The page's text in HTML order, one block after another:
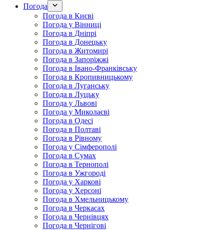
Погода
Погода в Києві
Погода у Вінниці
Погода в Дніпрі
Погода в Донецьку
Погода в Житомирі
Погода в Запоріжжі
Погода в Івано-Франківську
Погода в Кропивницькому
Погода в Луганську
Погода в Луцьку
Погода у Львові
Погода у Миколаєві
Погода в Одесі
Погода в Полтаві
Погода в Рівному
Погода у Сімферополі
Погода в Сумах
Погода в Тернополі
Погода в Ужгороді
Погода у Харкові
Погода у Херсоні
Погода в Хмельницькому
Погода в Черкасах
Погода в Чернівцях
Погода в Чернігові